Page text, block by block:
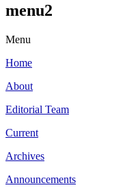
menu2
Menu
Home
About
Editorial Team
Current
Archives
Announcements